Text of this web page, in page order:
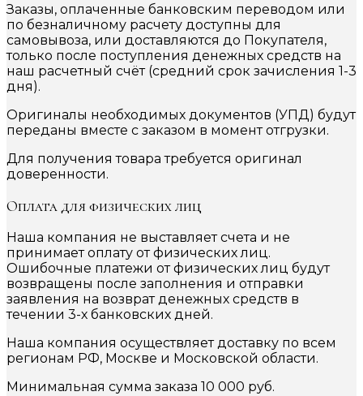
Заказы, оплаченные банковским переводом или
по безналичному расчету доступны для
самовывоза, или доставляются до Покупателя,
только после поступления денежных средств на
наш расчетный счёт (средний срок зачисления 1-3
дня).
Оригиналы необходимых документов (УПД) будут
переданы вместе с заказом в момент отгрузки.
Для получения товара требуется оригинал
доверенности.
Оплата для физических лиц
Наша компания не выставляет счета и не
принимает оплату от физических лиц.
Ошибочные платежи от физических лиц будут
возвращены после заполнения и отправки
заявления на возврат денежных средств в
течении 3-х банковских дней.
Наша компания осуществляет доставку по всем
регионам РФ, Москве и Московской области.
Минимальная сумма заказа 10 000 руб.